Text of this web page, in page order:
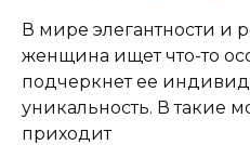
В мире элегантности и
женщина ищет что-то
подчеркнет ее
уникальность. В такие
приходит